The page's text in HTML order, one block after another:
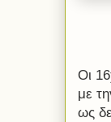
Οι
με
ως